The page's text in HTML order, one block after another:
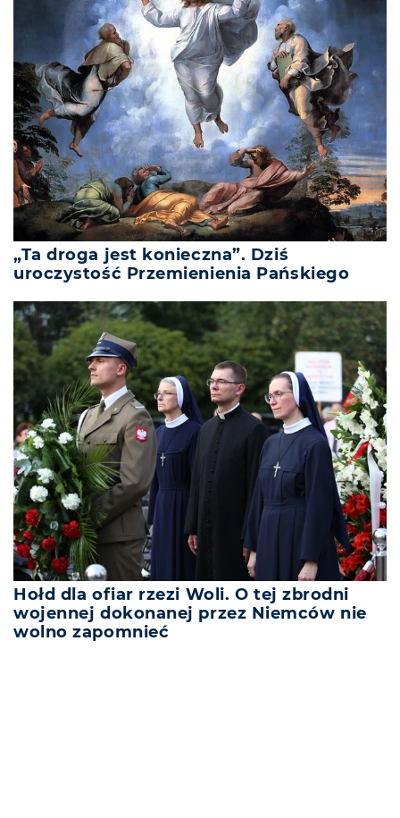
„Ta droga jest konieczna”. Dziś
uroczystość Przemienienia Pańskiego
Hołd dla ofiar rzezi Woli. O tej zbrodni
wojennej dokonanej przez Niemców nie
wolno zapomnieć